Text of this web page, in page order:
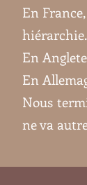
En
hiérarchie.
En
En
Nous
ne va